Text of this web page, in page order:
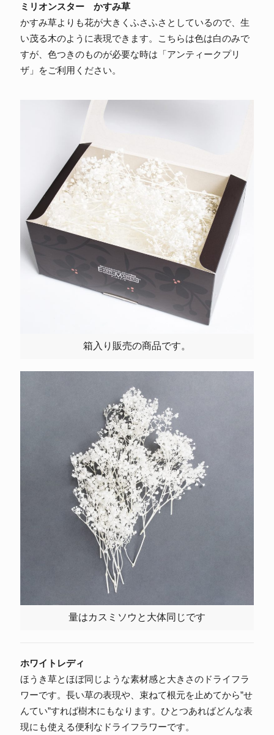
ミリオンスター かすみ草
かすみ草よりも花が大きくふさふさとしているので、生
い茂る木のように表現できます。こちらは色は白のみで
すが、色つきのものが必要な時は「アンティークプリ
ザ」をご利用ください。
箱入り販売の商品です。
量はカスミソウと大体同じです
ホワイトレディ
ほうき草とほぼ同じような素材感と大きさのドライフラ
ワーです。長い草の表現や、束ねて根元を止めてから”せ
んてい”すれば樹木にもなります。ひとつあればどんな表
現にも使える便利なドライフラワーです。